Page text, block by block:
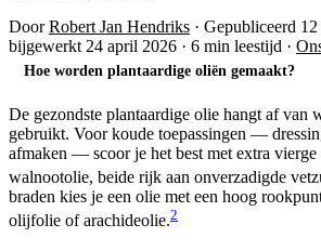
DoorRobert Jan Hendriks · Gepubliceerd
bijgewerkt 24 april 2026 · 6 min leestijd ·
Hoe worden plantaardige oliën gemaakt?
De gezondste plantaardige olie hangt af van
gebruikt. Voor koude toepassingen —
afmaken — scoor je het best met extra
walnootolie, beide rijk aan onverzadigde
braden kies je een olie met een hoog
olijfolie of arachideolie.2